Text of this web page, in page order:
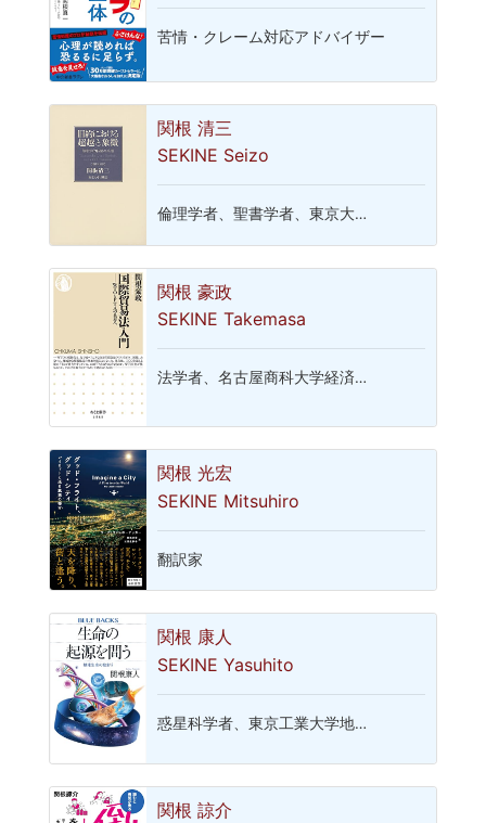
苦情・クレーム対応アドバイザー
関根 清三
SEKINE Seizo
倫理学者、聖書学者、東京大…
関根 豪政
SEKINE Takemasa
法学者、名古屋商科大学経済…
関根 光宏
SEKINE Mitsuhiro
翻訳家
関根 康人
SEKINE Yasuhito
惑星科学者、東京工業大学地…
関根 諒介